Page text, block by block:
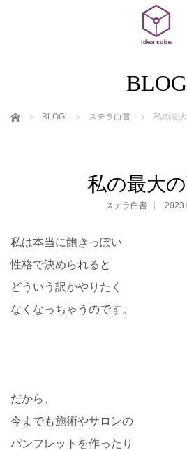
BLOG
ホーム BLOG ステラ白書 私の最
私の最大
ステラ白書
私は本当に飽きっぽい
性格で決められると
どういう訳かやりたく
なくなっちゃうのです。
だから、
今までも施術やサロンの
パンフレットを作ったり